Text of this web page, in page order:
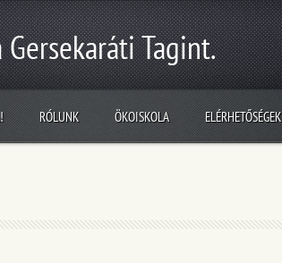
Tagint.
RÓLUNK ÖKOISKOLA ELÉRHETŐSÉGEK